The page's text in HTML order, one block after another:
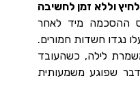
וללא זמן לחשיבה
ההסכמה מיד לאחר
נגדו חשדות חמורים.
לילה, כשהעובד
שפוגע משמעותית